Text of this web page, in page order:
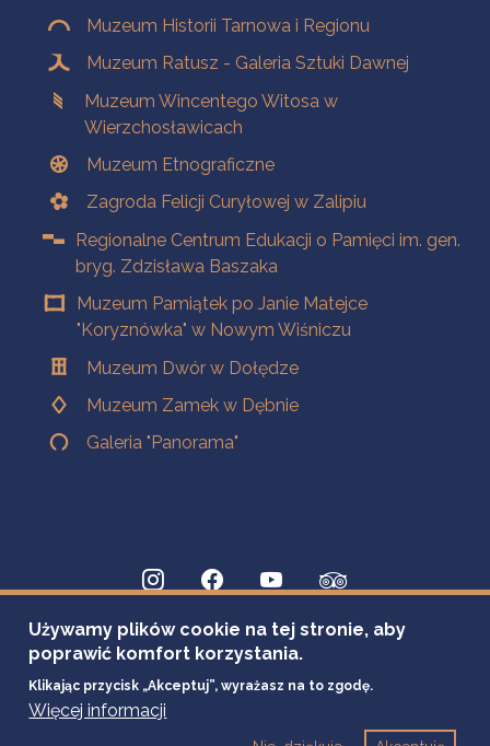
Muzeum Historii Tarnowa i Regionu
Muzeum Ratusz - Galeria Sztuki Dawnej
Muzeum Wincentego Witosa w
Wierzchosławicach
Muzeum Etnograficzne
Zagroda Felicji Curyłowej w Zalipiu
Regionalne Centrum Edukacji o Pamięci im. gen.
bryg. Zdzisława Baszaka
Muzeum Pamiątek po Janie Matejce
"Koryznówka" w Nowym Wiśniczu
Muzeum Dwór w Dołędze
Muzeum Zamek w Dębnie
Galeria "Panorama"
Używamy plików cookie na tej stronie, aby
poprawić komfort korzystania.
Klikając przycisk „Akceptuj”, wyrażasz na to zgodę.
Więcej informacji